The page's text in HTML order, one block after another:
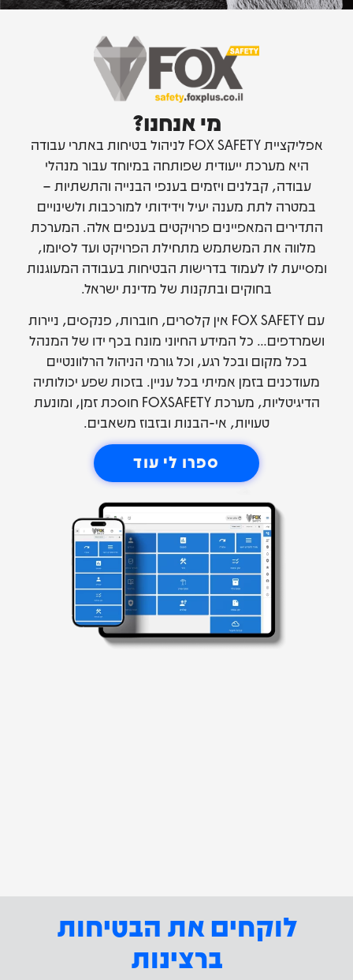
מי אנחנו?
אפליקציית FOX SAFETY לניהול בטיחות באתרי עבודה
היא מערכת ייעודית שפותחה במיוחד עבור מנהלי
עבודה, קבלנים ויזמים בענפי הבנייה והתשתיות –
במטרה לתת מענה יעיל וידידותי למורכבות ולשינויים
התדירים המאפיינים פרויקטים בענפים אלה. המערכת
מלווה את המשתמש מתחילת הפרויקט ועד לסיומו,
ומסייעת לו לעמוד בדרישות הבטיחות בעבודה המעוגנות
בחוקים ובתקנות של מדינת ישראל.
עם FOX SAFETY אין קלסרים, חוברות, פנקסים, ניירות
ושמרדפים… כל המידע החיוני מונח בכף ידו של המנהל
בכל מקום ובכל רגע, וכל גורמי הניהול הרלוונטיים
מעודכנים בזמן אמיתי בכל עניין. בזכות שפע יכולותיה
הדיגיטליות, מערכת FOXSAFETY חוסכת זמן, ומונעת
טעויות, אי-הבנות ובזבוז משאבים.
ספרו לי עוד
לוקחים את הבטיחות
ברצינות